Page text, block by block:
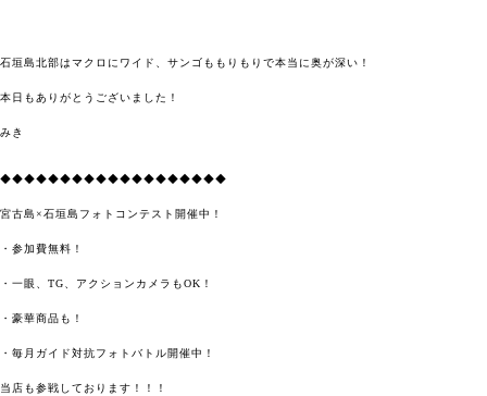
石垣島北部はマクロにワイド、サンゴももりもりで本当に奥が深い！
本日もありがとうございました！
みき
◆◆◆◆◆◆◆◆◆◆◆◆◆◆◆◆◆◆◆
宮古島×石垣島フォトコンテスト開催中！
・参加費無料！
・一眼、TG、アクションカメラもOK！
・豪華商品も！
・毎月ガイド対抗フォトバトル開催中！
当店も参戦しております！！！